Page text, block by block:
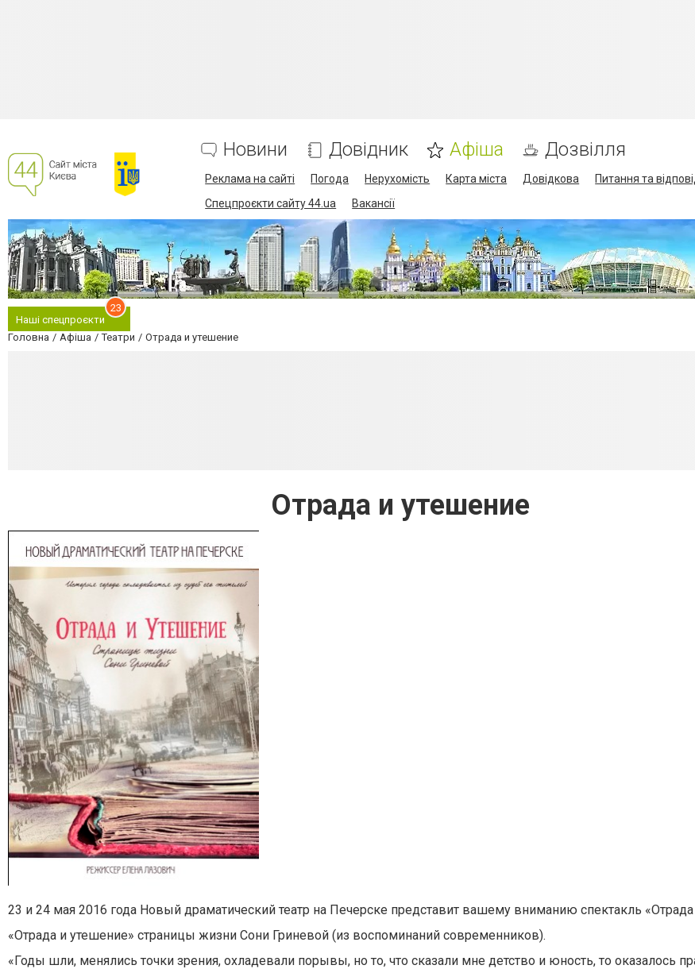
Новини Довідник Афіша Дозвілля
Реклама на сайті Погода Нерухомість Карта міста Довідкова Питання та
Спецпроєкти сайту 44.ua
Вакансії
Наші спецпроєкти
23
Головна Афіша Театри Отрада и утешение
Отрада и утешение
23 и 24 мая 2016 года Новый драматический театр на Печерске представит вашему вниманию спектакль
«Отрада и утешение» страницы жизни Сони Гриневой (из воспоминаний современников).
«Годы шли, менялись точки зрения, охладевали порывы, но то, что сказали мне детство и юность, то оказалось